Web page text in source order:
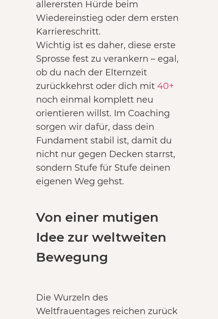
allerersten Hürde beim
Wiedereinstieg oder dem ersten
Karriereschritt.
Wichtig ist es daher, diese erste
Sprosse fest zu verankern – egal,
ob du nach der Elternzeit
zurückkehrst oder dich mit 40+
noch einmal komplett neu
orientieren willst. Im Coaching
sorgen wir dafür, dass dein
Fundament stabil ist, damit du
nicht nur gegen Decken starrst,
sondern Stufe für Stufe deinen
eigenen Weg gehst.
Von einer mutigen
Idee zur weltweiten
Bewegung
Die Wurzeln des
Weltfrauentages reichen zurück